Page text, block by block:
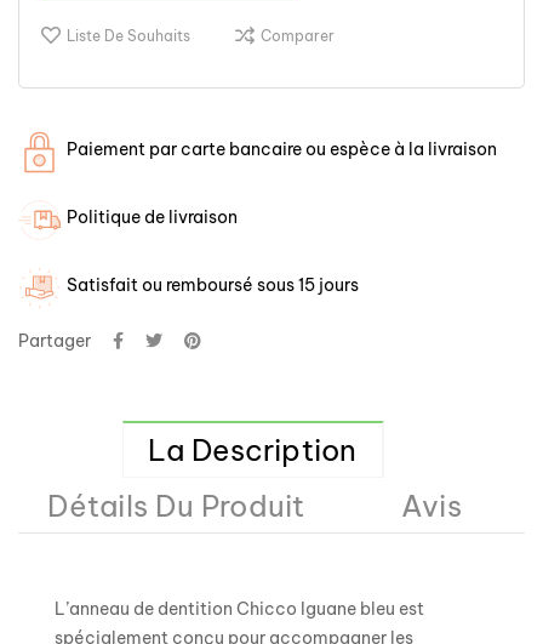
Liste De Souhaits Comparer
Paiement par carte bancaire ou espèce à la livraison
Politique de livraison
Satisfait ou remboursé sous 15 jours
Partager
La Description
Détails Du Produit
Avis
L’anneau de dentition Chicco Iguane bleu est
spécialement conçu pour accompagner les